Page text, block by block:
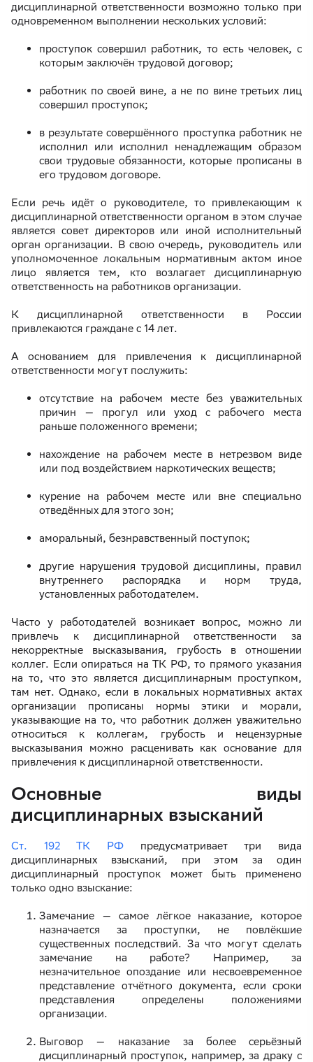
дисциплинарной ответственности возможно только при
одновременном выполнении нескольких условий:
проступок совершил работник, то есть человек, с
которым заключён трудовой договор;
работник по своей вине, а не по вине третьих лиц
совершил проступок;
в результате совершённого проступка работник не
исполнил или исполнил ненадлежащим образом
свои трудовые обязанности, которые прописаны в
его трудовом договоре.
Если речь идёт о руководителе, то привлекающим к
дисциплинарной ответственности органом в этом случае
является совет директоров или иной исполнительный
орган организации. В свою очередь, руководитель или
уполномоченное локальным нормативным актом иное
лицо является тем, кто возлагает дисциплинарную
ответственность на работников организации.
К дисциплинарной ответственности в России
привлекаются граждане с 14 лет.
А основанием для привлечения к дисциплинарной
ответственности могут послужить:
отсутствие на рабочем месте без уважительных
причин — прогул или уход с рабочего места
раньше положенного времени;
нахождение на рабочем месте в нетрезвом виде
или под воздействием наркотических веществ;
курение на рабочем месте или вне специально
отведённых для этого зон;
аморальный, безнравственный поступок;
другие нарушения трудовой дисциплины, правил
внутреннего распорядка и норм труда,
установленных работодателем.
Часто у работодателей возникает вопрос, можно ли
привлечь к дисциплинарной ответственности за
некорректные высказывания, грубость в отношении
коллег. Если опираться на ТК РФ, то прямого указания
на то, что это является дисциплинарным проступком,
там нет. Однако, если в локальных нормативных актах
организации прописаны нормы этики и морали,
указывающие на то, что работник должен уважительно
относиться к коллегам, грубость и нецензурные
высказывания можно расценивать как основание для
привлечения к дисциплинарной ответственности.
Основные виды
дисциплинарных взысканий
Ст. 192 ТК РФ предусматривает три вида
дисциплинарных взысканий, при этом за один
дисциплинарный проступок может быть применено
только одно взыскание:
Замечание — самое лёгкое наказание, которое
назначается за проступки, не повлёкшие
существенных последствий. За что могут сделать
замечание на работе? Например, за
незначительное опоздание или несвоевременное
представление отчётного документа, если сроки
представления определены положениями
организации.
Выговор — наказание за более серьёзный
дисциплинарный проступок, например, за драку с